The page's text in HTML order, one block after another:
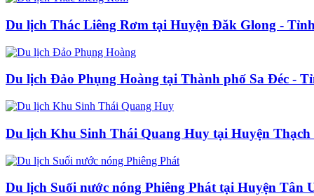
Du lịch Thác Liêng Rơm tại Huyện Đăk Glong -
Du lịch Đảo Phụng Hoàng tại Thành phố Sa Đéc -
Du lịch Khu Sinh Thái Quang Huy tại Huyện
Du lịch Suối nước nóng Phiêng Phát tại Huyện Tân